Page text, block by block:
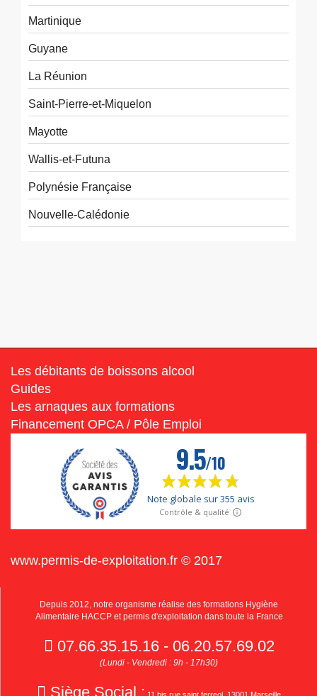
Martinique
Guyane
La Réunion
Saint-Pierre-et-Miquelon
Mayotte
Wallis-et-Futuna
Polynésie Française
Nouvelle-Calédonie
Les débitants de boissons alcool
Guides
Les arnaques aux formations
Financement OPCA / Pôle Emploi
www.permis-de-exploitation.fr © 2017
Depuis 2012, notre organisme réalise des formations Hygiène
Alimentaire HACCP et permis d'exploitation dans toute la France
07.66.35.15.16 - 06.20.57.69.02
(Lundi - Vendredi : 9h - 17h30)
Siège Social :